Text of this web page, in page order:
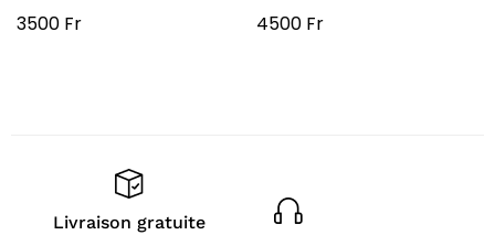
3500 Fr 4500 Fr
Livraison gratuite